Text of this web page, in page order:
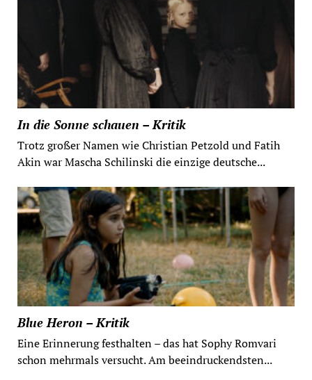
In die Sonne schauen – Kritik
Trotz großer Namen wie Christian Petzold und Fatih
Akin war Mascha Schilinski die einzige deutsche...
Blue Heron – Kritik
Eine Erinnerung festhalten – das hat Sophy Romvari
schon mehrmals versucht. Am beeindruckendsten...